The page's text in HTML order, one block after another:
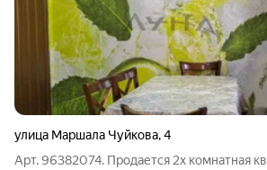
улица Маршала Чуйкова,4
Арт. 96382074. Продается 2х комнатная